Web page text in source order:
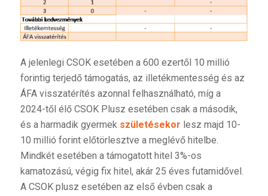
A jelenlegi CSOK esetében a 600 ezertől 10 millió
forintig terjedő támogatás, az illetékmentesség és az
ÁFA visszatérítés azonnal felhasználható, míg a
2024-től élő CSOK Plusz esetében csak a második,
és a harmadik gyermek születésekor lesz majd 10-
10 millió forint előtörlesztve a meglévő hitelbe.
Mindkét esetében a támogatott hitel 3%-os
kamatozású, végig fix hitel, akár 25 éves futamidővel.
A CSOK plusz esetében az első évben csak a